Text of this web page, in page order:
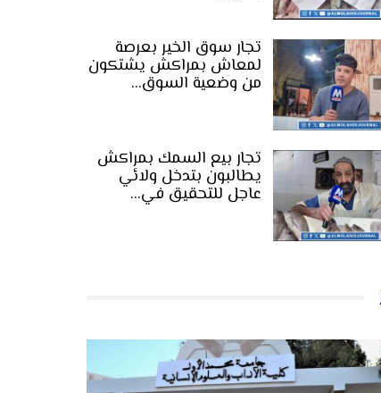
تجار سوق الخير بعرصة
لمعاش بمراكش يشتكون
من وضعية السوق…
تجار بيع السمك بمراكش
يطالبون بتدخل ولائي
عاجل للتحقيق في…